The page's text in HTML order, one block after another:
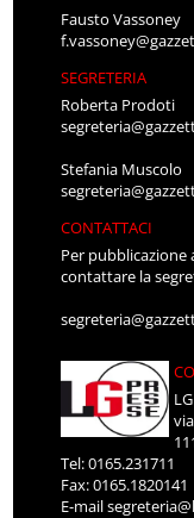
Fausto Vassoney
SEGRETERIA
Roberta Prodoti
Stefania Muscolo
CONTATTACI
Per pubblicazione
contattare la
Tel: 0165.231711
Fax: 0165.1820141
E-mail